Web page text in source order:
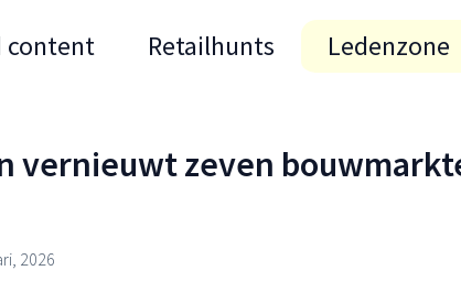
content Retailhunts Ledenzone
vernieuwt zeven
2026